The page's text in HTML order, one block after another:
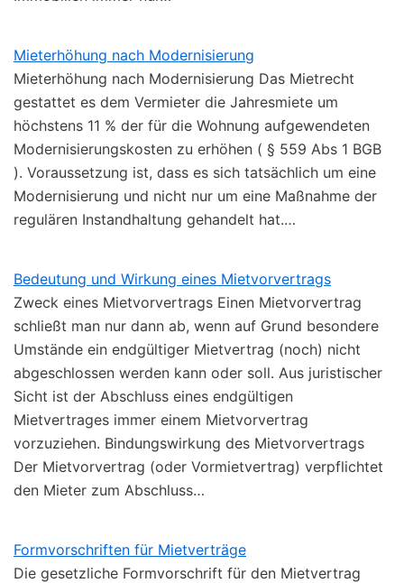
Mieterhöhung nach Modernisierung
Mieterhöhung nach Modernisierung Das Mietrecht
gestattet es dem Vermieter die Jahresmiete um
höchstens 11 % der für die Wohnung aufgewendeten
Modernisierungskosten zu erhöhen ( § 559 Abs 1 BGB
). Voraussetzung ist, dass es sich tatsächlich um eine
Modernisierung und nicht nur um eine Maßnahme der
regulären Instandhaltung gehandelt hat.…
Bedeutung und Wirkung eines Mietvorvertrags
Zweck eines Mietvorvertrags Einen Mietvorvertrag
schließt man nur dann ab, wenn auf Grund besondere
Umstände ein endgültiger Mietvertrag (noch) nicht
abgeschlossen werden kann oder soll. Aus juristischer
Sicht ist der Abschluss eines endgültigen
Mietvertrages immer einem Mietvorvertrag
vorzuziehen. Bindungswirkung des Mietvorvertrags
Der Mietvorvertrag (oder Vormietvertrag) verpflichtet
den Mieter zum Abschluss…
Formvorschriften für Mietverträge
Die gesetzliche Formvorschrift für den Mietvertrag